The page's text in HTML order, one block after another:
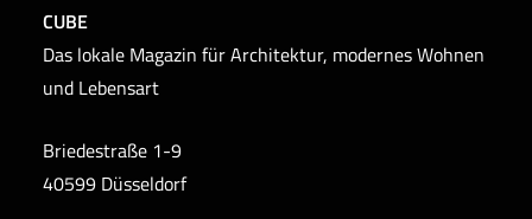
CUBE
Das lokale Magazin für Architektur, modernes Wohnen
und Lebensart
Briedestraße 1-9
40599 Düsseldorf